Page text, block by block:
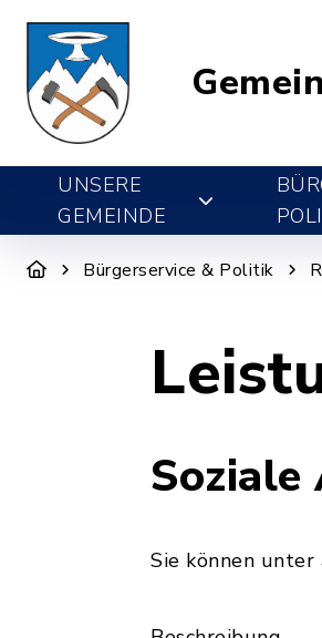
UNSERE
GEMEINDE
Bürgerservice & Politik
Sie können